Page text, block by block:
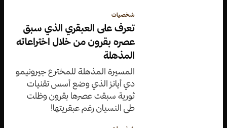
شخصيات
تعرف على العبقري الذي سبق
عصره بقرون من خلال اختراعاته
المذهلة
المسيرة المذهلة للمخترع جيرونيمو
دي أيانز الذي وضع أسس تقنيات
ثورية سبقت عصرها بقرون وظلت
طي النسيان رغم عبقريتها!